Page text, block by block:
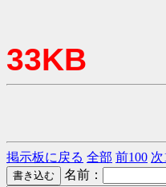
33KB
掲示板に戻る 全部 前100 次
名前：